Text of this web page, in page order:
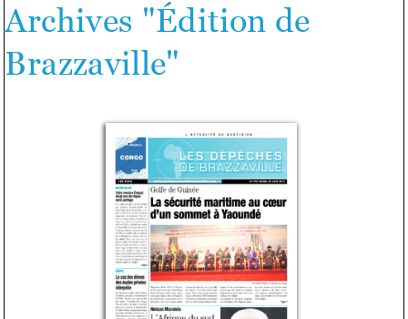
Archives "Édition de
Brazzaville"